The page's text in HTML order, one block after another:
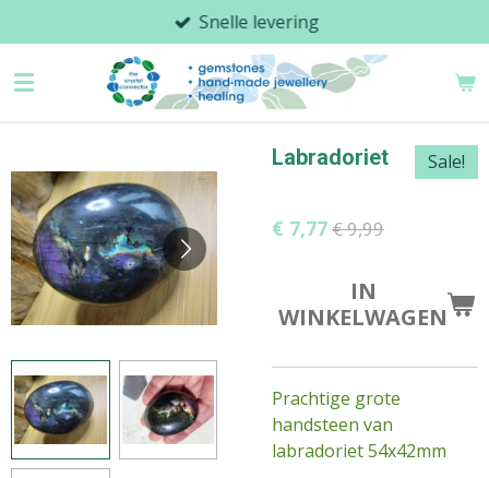
direct
naar
Snelle levering
Labradoriet Sale!
€ 7,77€ 9,99
IN
WINKELWAGEN
Prachtige grote
handsteen van
labradoriet 54x42mm